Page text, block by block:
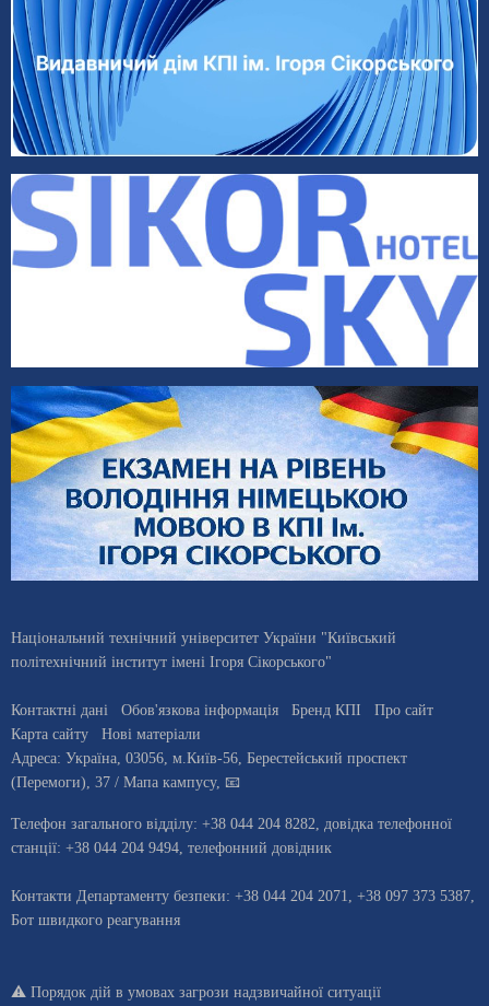
Національний технічний університет України "Київський
політехнічний інститут імені Ігоря Сікорського"
Контактні дані Обов'язкова інформація Бренд КПІ
Про сайт
Карта сайту
Нові матеріали
Адреса: Україна 03056 , м. Київ-56, Берестейський проспект
(Перемоги), 37 / Мапа кампусу, 📧
Телефон загального відділу: +38 044 204 8282, довiдка телефонної
станцiї: +38 044 204 9494, телефонний довідник
Контакти Департаменту безпеки: +38 044 204 2071, +38 097 373 5387,
Бот швидкого реагування
⚠️ Порядок дій в умовах загрози надзвичайної ситуації